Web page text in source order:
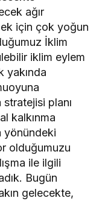
ağır
için çok yoğun
İklim
iklim eylem
yakında
stratejisi planı
kalkınma
yönündeki
olduğumuzu
ile ilgili
Bugün
gelecekte,